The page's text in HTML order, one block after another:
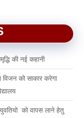
की नई कहानी
विजन को साकार करेगा
को वापस लाने हेतु